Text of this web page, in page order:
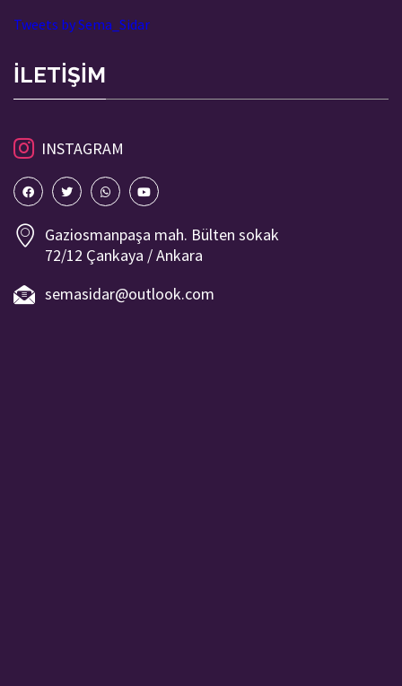
Tweets by Sema_Sidar
İLETİŞİM
INSTAGRAM
Gaziosmanpaşa mah. Bülten sokak
72/12 Çankaya / Ankara
semasidar@outlook.com